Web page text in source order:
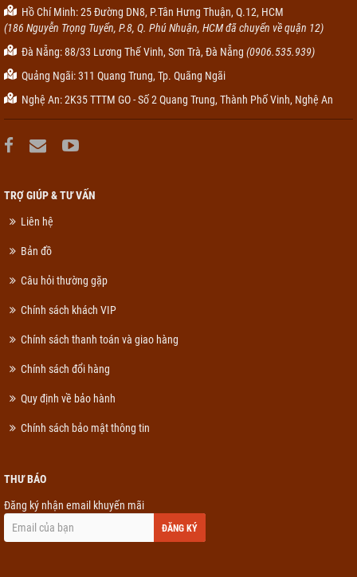
Hồ Chí Minh: 25 Đường DN8, P.Tân Hưng Thuận, Q.12, HCM
(186 Nguyễn Trọng Tuyển, P.8, Q. Phú Nhuận, HCM đã chuyển về quận 12)
Đà Nẵng: 88/33 Lương Thế Vinh, Sơn Trà, Đà Nẵng (0906.535.939)
Quảng Ngãi: 311 Quang Trung, Tp. Quãng Ngãi
Nghệ An: 2K35 TTTM GO - Số 2 Quang Trung, Thành Phố Vinh, Nghệ An
TRỢ GIÚP & TƯ VẤN
Liên hệ
Bản đồ
Câu hỏi thường gặp
Chính sách khách VIP
Chính sách thanh toán và giao hàng
Chính sách đổi hàng
Quy định về bảo hành
Chính sách bảo mật thông tin
THƯ BÁO
Đăng ký nhận email khuyến mãi
ĐĂNG KÝ